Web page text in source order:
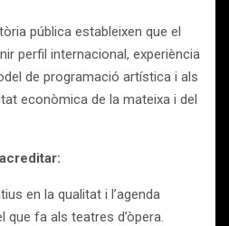
pública estableixen que el
perfil internacional, experiència
de programació artística i als
econòmica de la mateixa i del
en la qualitat i l’agenda
fa als teatres d’òpera.